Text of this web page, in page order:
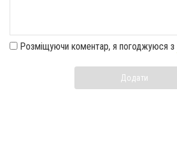
Розміщуючи коментар, я погоджуюся з
Додати